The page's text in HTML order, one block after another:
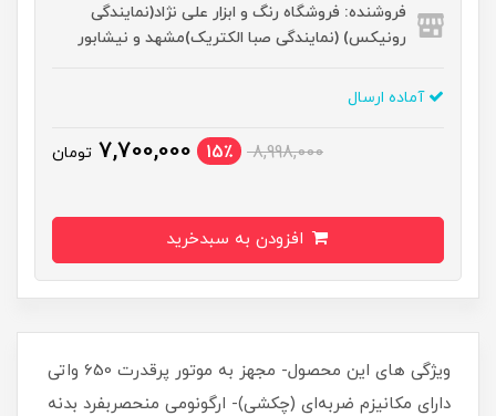
فروشنده: فروشگاه رنگ و ابزار علی نژاد(نمایندگی
رونیکس) (نمایندگی صبا الکتریک)مشهد و نیشابور
آماده ارسال
8,998,000 15٪ 7,700,000 تومان
ویژگی های این محصول- مجهز به موتور پرقدرت 650 واتی
دارای مکانیزم ضربه‌ای (چکشی)- ارگونومی منحصربفرد بدنه